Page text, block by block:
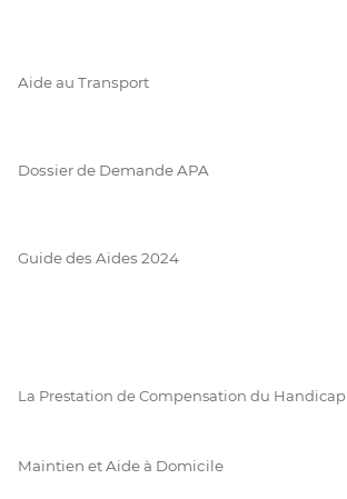
Aide au Transport
Dossier de Demande APA
Guide des Aides 2024
La Prestation de Compensation du Handicap
Maintien et Aide à Domicile